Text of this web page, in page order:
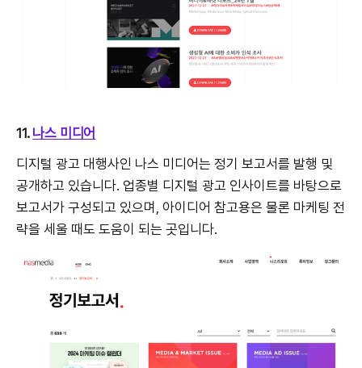
11. 나스 미디어
디지털 광고 대행사인 나스 미디어는 정기 보고서를 발행 및
공개하고 있습니다. 업종별 디지털 광고 인사이트를 바탕으로
보고서가 구성되고 있으며, 아이디어 참고용은 물론 마케팅 전
략을 세울 때도 도움이 되는 곳입니다.